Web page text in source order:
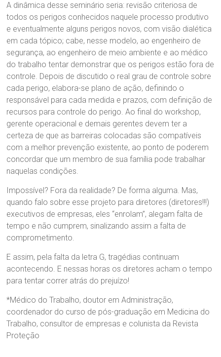
A dinâmica desse seminário seria: revisão criteriosa de
todos os perigos conhecidos naquele processo produtivo
e eventualmente alguns perigos novos, com visão dialética
em cada tópico; cabe, nesse modelo, ao engenheiro de
segurança, ao engenheiro de meio ambiente e ao médico
do trabalho tentar demonstrar que os perigos estão fora de
controle. Depois de discutido o real grau de controle sobre
cada perigo, elabora-se plano de ação, definindo o
responsável para cada medida e prazos, com definição de
recursos para controle do perigo. Ao final do workshop,
gerente operacional e demais gerentes devem ter a
certeza de que as barreiras colocadas são compatíveis
com a melhor prevenção existente, ao ponto de poderem
concordar que um membro de sua família pode trabalhar
naquelas condições.
Impossível? Fora da realidade? De forma alguma. Mas,
quando falo sobre esse projeto para diretores (diretores!!!)
executivos de empresas, eles “enrolam”, alegam falta de
tempo e não cumprem, sinalizando assim a falta de
comprometimento.
E assim, pela falta da letra G, tragédias continuam
acontecendo. E nessas horas os diretores acham o tempo
para tentar correr atrás do prejuízo!
*Médico do Trabalho, doutor em Administração,
coordenador do curso de pós-graduação em Medicina do
Trabalho, consultor de empresas e colunista da Revista
Proteção